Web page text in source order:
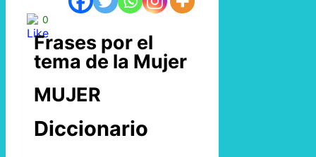
0
Frases por el
tema de la Mujer
MUJER
Diccionario